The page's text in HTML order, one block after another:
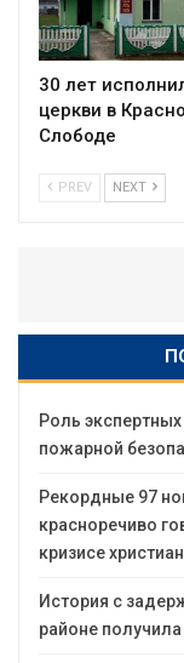
30 лет
церкви в
Слободе
PREV NEXT
Роль
пожарной
Рекордные 97
красноречиво
кризисе
История с
районе